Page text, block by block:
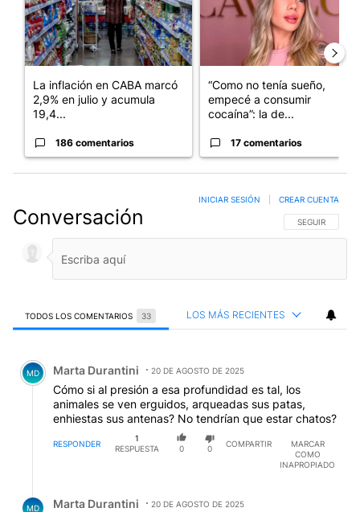
La inflación en CABA marcó
2,9% en julio y acumula
19,4...
186 comentarios
“Como no tenía sueño,
empecé a consumir
cocaína”: la de...
17 comentarios
Conversación SIGA ESTA
SEGUIR
INICIAR SESIÓN CREAR CUENTA
TODOS LOS COMENTARIOS 33 LOS MÁS RECIENTES
Comentario de Marta Durantini.
MD Marta Durantini 20 DE AGOSTO DE 2025
Cómo si al presión a esa profundidad es tal, los
animales se ven erguidos, arqueadas sus patas,
enhiestas sus antenas? No tendrían que estar chatos?
RESPONDER
1
RESPUESTA
0 0
COMPARTIR
MARCAR
COMO
INAPROPIADO
MD Marta Durantini 20 DE AGOSTO DE 2025